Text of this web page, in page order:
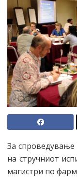
За
на стручниот
магистри по